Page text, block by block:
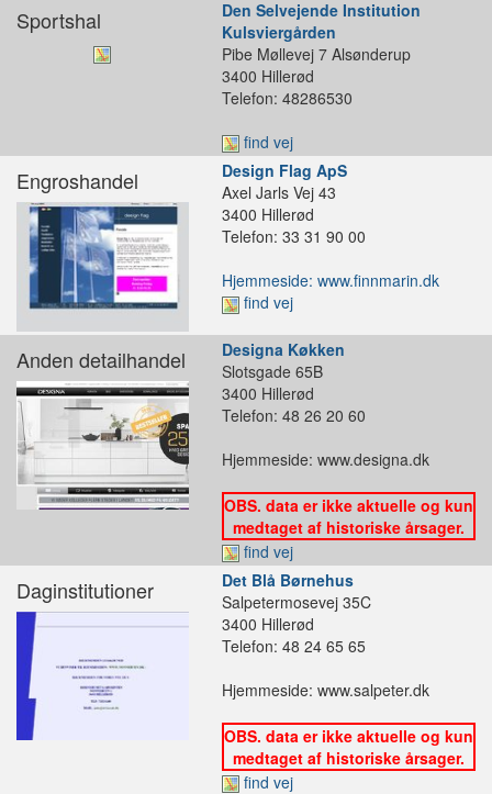
Sportshal
Den Selvejende Institution
Kulsviergården
Pibe Møllevej 7 Alsønderup
3400 Hillerød
Telefon: 48286530
find vej
Engroshandel
Design Flag ApS
Axel Jarls Vej 43
3400 Hillerød
Telefon: 33 31 90 00
Hjemmeside: www.finnmarin.dk
find vej
Anden detailhandel
Designa Køkken
Slotsgade 65B
3400 Hillerød
Telefon: 48 26 20 60
Hjemmeside: www.designa.dk
OBS. data er ikke aktuelle og kun
medtaget af historiske årsager.
find vej
Daginstitutioner
Det Blå Børnehus
Salpetermosevej 35C
3400 Hillerød
Telefon: 48 24 65 65
Hjemmeside: www.salpeter.dk
OBS. data er ikke aktuelle og kun
medtaget af historiske årsager.
find vej